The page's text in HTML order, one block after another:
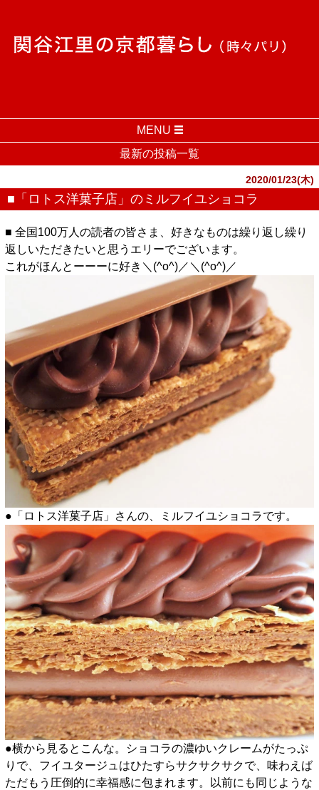
MENU
最新の投稿一覧
2020/01/23(木)
■「ロトス洋菓子店」のミルフイユショコラ
■ 全国100万人の読者の皆さま、好きなものは繰り返し繰り
返しいただきたいと思うエリーでございます。
これがほんとーーーに好き＼(^o^)／＼(^o^)／
●「ロトス洋菓子店」さんの、ミルフイユショコラです。
●横から見るとこんな。ショコラの濃ゆいクレームがたっぷ
りで、フイユタージュはひたすらサクサクサクで、味わえば
ただもう圧倒的に幸福感に包まれます。以前にも同じような